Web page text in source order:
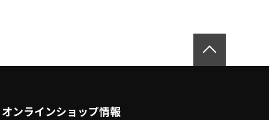
オンラインショップ情報